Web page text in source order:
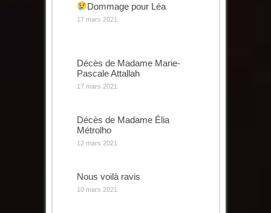
Dommage pour Léa
17 mars 2021
Décès de Madame Marie-
Pascale Attallah
17 mars 2021
Décès de Madame Élia
Métrolho
12 mars 2021
Nous voilà ravis
10 mars 2021